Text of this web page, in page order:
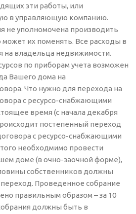
эти работы, или
в управляющую компанию.
не уполномочена производить
их поменять. Все расходы в
на владельца недвижимости.
по приборам учета возможен
Вашего дома на
Что нужно для перехода на
с ресурсо-снабжающими
время (с начала декабря
постепенный переход
с ресурсо-снабжающими
необходмимо провести
доме (в очно-заочной форме),
собственников должны
переход. Проведенное собрание
правильным образом – за 10
должны быть в